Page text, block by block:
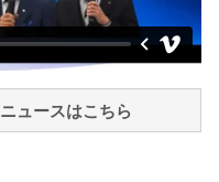
ニュースはこちら